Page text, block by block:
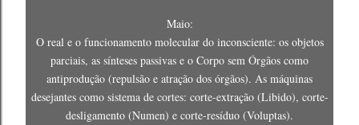
Maio:
O real e o funcionamento molecular do inconsciente: os objetos
parciais, as sínteses passivas e o Corpo sem Órgãos como
antiprodução (repulsão e atração dos órgãos). As máquinas
desejantes como sistema de cortes: corte-extração (Libido), corte-
desligamento (Numen) e corte-resíduo (Voluptas).